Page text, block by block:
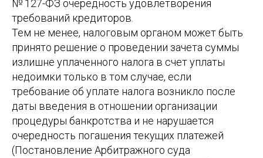
№ 127-ФЗ очередность удовлетворения
требований кредиторов.
Тем не менее, налоговым органом может быть
принято решение о проведении зачета суммы
излишне уплаченного налога в счет уплаты
недоимки только в том случае, если
требование об уплате налога возникло после
даты введения в отношении организации
процедуры банкротства и не нарушается
очередность погашения текущих платежей
(Постановление Арбитражного суда